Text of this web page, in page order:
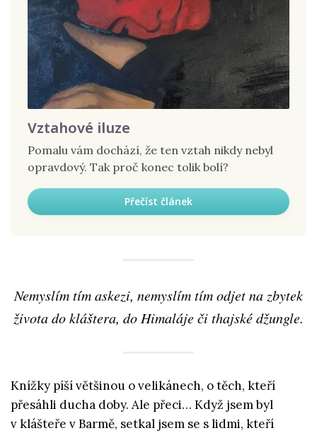
Vztahové iluze
Pomalu vám dochází, že ten vztah nikdy nebyl
opravdový. Tak proč konec tolik bolí?
Přečíst článek
Nemyslím tím askezi, nemyslím tím odjet na zbytek
života do kláštera, do Himaláje či thajské džungle.
Knížky píší většinou o velikánech, o těch, kteří
přesáhli ducha doby. Ale přeci… Když jsem byl
v klášteře v Barmě, setkal jsem se s lidmi, kteří